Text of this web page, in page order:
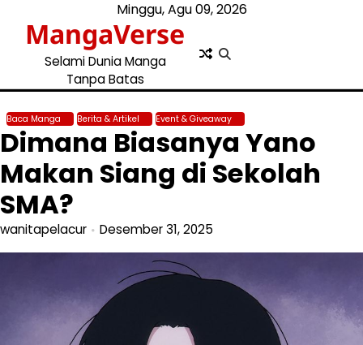
content
Minggu, Agu 09, 2026
MangaVerse
Selami Dunia Manga
Tanpa Batas
Baca Manga Berita & Artikel Event & Giveaway
Dimana Biasanya Yano
Makan Siang di Sekolah
SMA?
wanitapelacur Desember 31, 2025